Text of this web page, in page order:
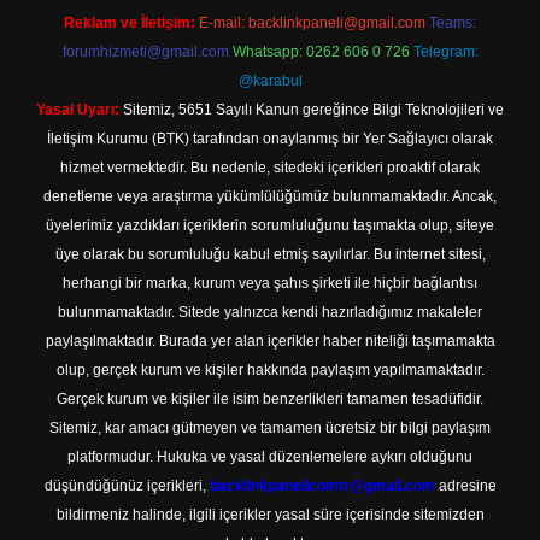
Reklam ve İletişim: E-mail: backlinkpaneli@gmail.com Teams:
forumhizmeti@gmail.com Whatsapp: 0262 606 0 726 Telegram:
@karabul
Yasal Uyarı: Sitemiz, 5651 Sayılı Kanun gereğince Bilgi Teknolojileri ve
İletişim Kurumu (BTK) tarafından onaylanmış bir Yer Sağlayıcı olarak
hizmet vermektedir. Bu nedenle, sitedeki içerikleri proaktif olarak
denetleme veya araştırma yükümlülüğümüz bulunmamaktadır. Ancak,
üyelerimiz yazdıkları içeriklerin sorumluluğunu taşımakta olup, siteye
üye olarak bu sorumluluğu kabul etmiş sayılırlar. Bu internet sitesi,
herhangi bir marka, kurum veya şahıs şirketi ile hiçbir bağlantısı
bulunmamaktadır. Sitede yalnızca kendi hazırladığımız makaleler
paylaşılmaktadır. Burada yer alan içerikler haber niteliği taşımamakta
olup, gerçek kurum ve kişiler hakkında paylaşım yapılmamaktadır.
Gerçek kurum ve kişiler ile isim benzerlikleri tamamen tesadüfidir.
Sitemiz, kar amacı gütmeyen ve tamamen ücretsiz bir bilgi paylaşım
platformudur. Hukuka ve yasal düzenlemelere aykırı olduğunu
düşündüğünüz içerikleri, backlinkpanelicomtr@gmail.com adresine
bildirmeniz halinde, ilgili içerikler yasal süre içerisinde sitemizden